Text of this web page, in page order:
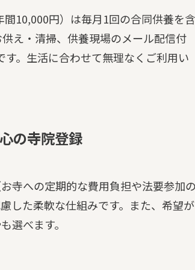
10,000円）は毎月1回の合同供養を含
え・清掃、供養現場のメール配信付
。生活に合わせて無理なくご利用い
の寺院登録
寺への定期的な費用負担や法要参加
した柔軟な仕組みです。また、希望が
選べます。